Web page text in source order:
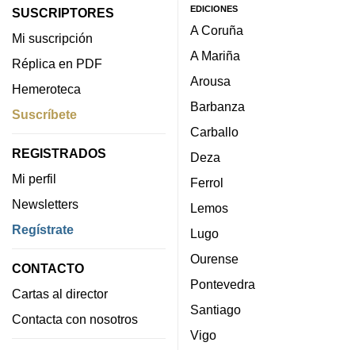
SUSCRIPTORES
Mi suscripción
Réplica en PDF
Hemeroteca
Suscríbete
REGISTRADOS
Mi perfil
Newsletters
Regístrate
CONTACTO
Cartas al director
Contacta con nosotros
EDICIONES
A Coruña
A Mariña
Arousa
Barbanza
Carballo
Deza
Ferrol
Lemos
Lugo
Ourense
Pontevedra
Santiago
Vigo